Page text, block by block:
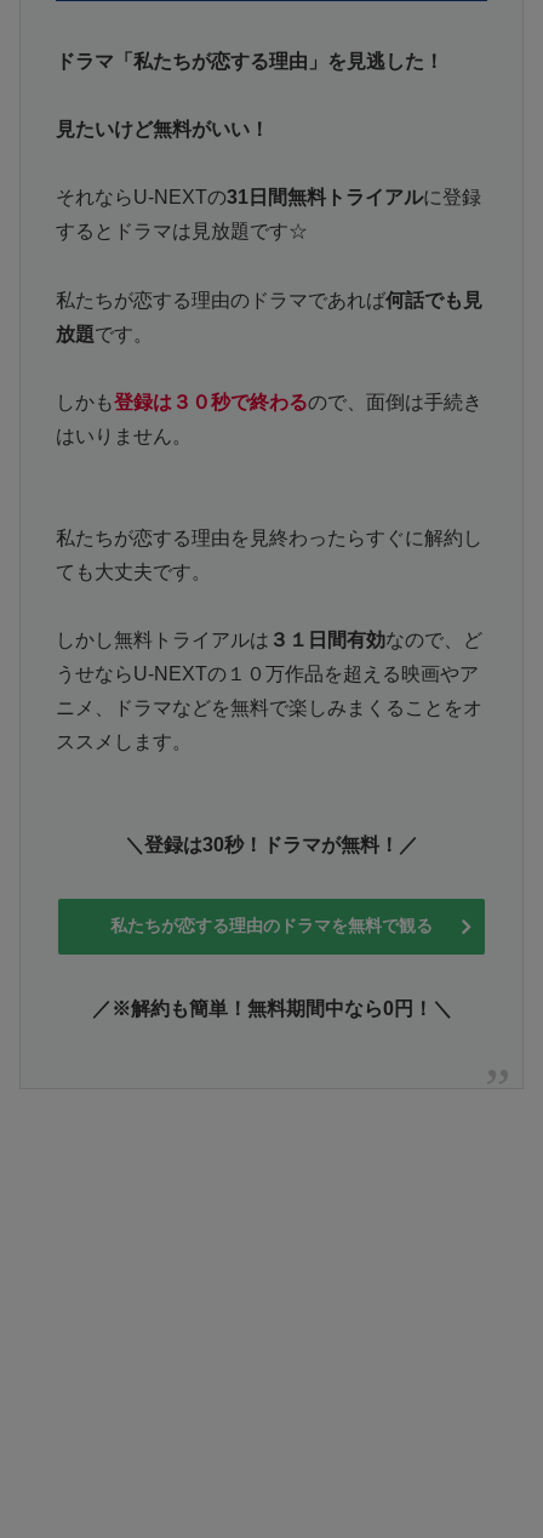
ドラマ「私たちが恋する理由」を見逃した！
見たいけど無料がいい！
それならU-NEXTの31日間無料トライアルに登録
するとドラマは見放題です☆
私たちが恋する理由のドラマであれば何話でも見
放題です。
しかも登録は３０秒で終わるので、面倒は手続き
はいりません。
私たちが恋する理由を見終わったらすぐに解約し
ても大丈夫です。
しかし無料トライアルは ３１日間有効なので、ど
うせならU-NEXTの１０万作品を超える映画やア
ニメ、ドラマなどを無料で楽しみまくることをオ
ススメします。
＼登録は30秒！ドラマが無料！／
私たちが恋する理由のドラマを無料で観る
／※解約も簡単！無料期間中なら0円！＼